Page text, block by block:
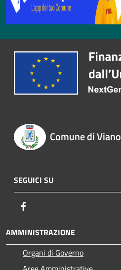
Comune di Viano
SEGUICI SU
AMMINISTRAZIONE
Organi di Governo